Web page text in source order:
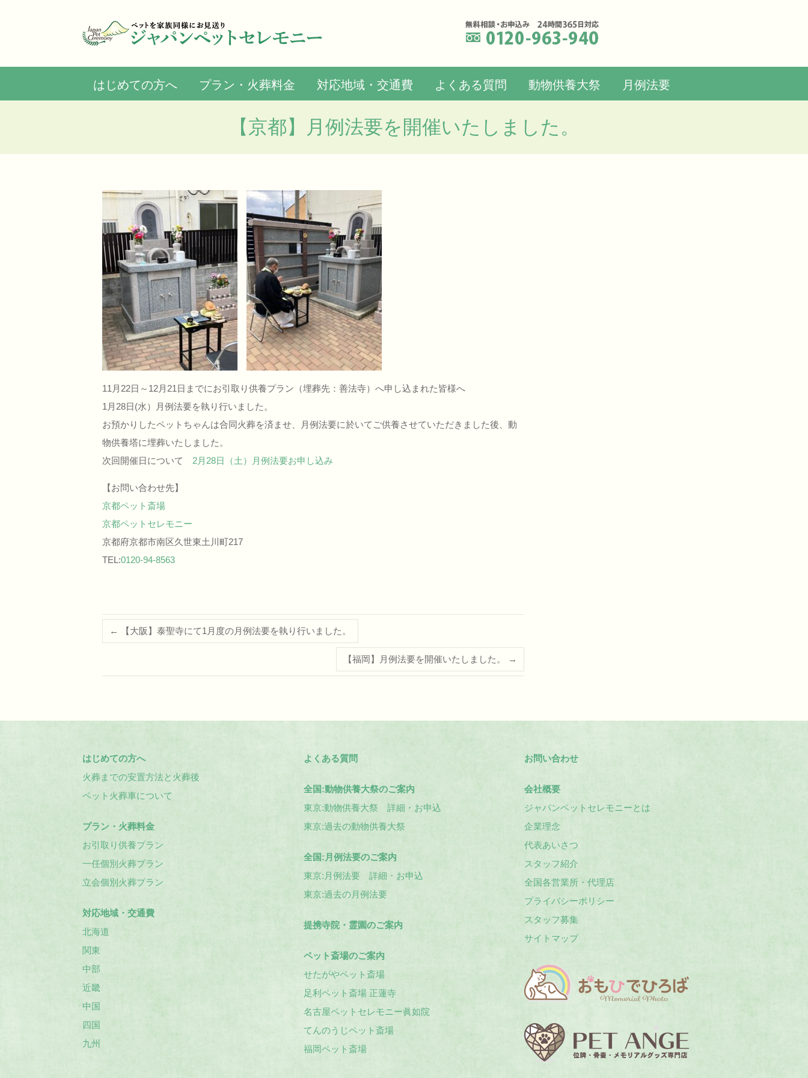
はじめての方へ プラン・火葬料金 対応地域・交通費 よくある質問 動物供養大祭 月例法要
【京都】月例法要を開催いたしました。
11月22日～12月21日までにお引取り供養プラン（埋葬先：善法寺）へ申し込まれた皆様へ
1月28日(水）月例法要を執り行いました。
お預かりしたペットちゃんは合同火葬を済ませ、月例法要に於いてご供養させていただきました後、動
物供養塔に埋葬いたしました。
次回開催日について 2月28日（土）月例法要お申し込み
【お問い合わせ先】
京都ペット斎場
京都ペットセレモニー
京都府京都市南区久世東土川町217
TEL:0120-94-8563
← 【大阪】泰聖寺にて1月度の月例法要を執り行いました。
【福岡】月例法要を開催いたしました。 →
はじめての方へ
火葬までの安置方法と火葬後
ペット火葬車について
プラン・火葬料金
お引取り供養プラン
一任個別火葬プラン
立会個別火葬プラン
対応地域・交通費
北海道
関東
中部
近畿
中国
四国
九州
よくある質問
全国:動物供養大祭のご案内
東京:動物供養大祭 詳細・お申込
東京:過去の動物供養大祭
全国:月例法要のご案内
東京:月例法要 詳細・お申込
東京:過去の月例法要
提携寺院・霊園のご案内
ペット斎場のご案内
せたがやペット斎場
足利ペット斎場 正蓮寺
名古屋ペットセレモニー眞如院
てんのうじペット斎場
福岡ペット斎場
お問い合わせ
会社概要
ジャパンペットセレモニーとは
企業理念
代表あいさつ
スタッフ紹介
全国各営業所・代理店
プライバシーポリシー
スタッフ募集
サイトマップ